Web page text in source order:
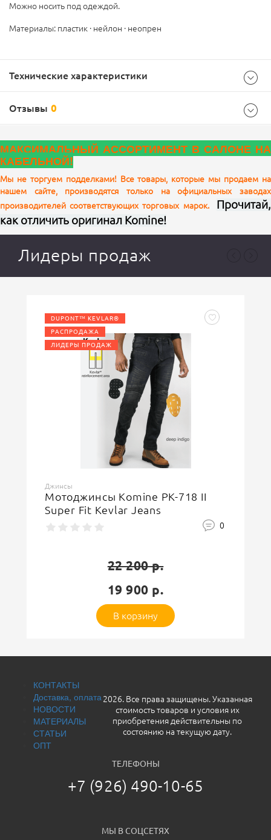
Можно носить под одеждой.
Материалы: пластик · нейлон · неопрен
Технические характеристики
Состав пластик · нейлон · неопрен
Цвет
Сезон Мульти
Отзывы 0
Ваш отзыв
отлично
Защитный код
МАКСИМАЛЬНЫЙ АССОРТИМЕНТ В САЛОНЕ НА
КАБЕЛЬНОЙ!
Мы не торгуем подделками! Все товары, которые мы продаем на
нашем сайте, производятся только на официальных заводах
производителей соответствующих торговых марок. Прочитай,
как отличить оригинал Komine!
Лидеры продаж
DUPONT™ KEVLAR®
РАСПРОДАЖА
ЛИДЕРЫ ПРОДАЖ
Джинсы
Мотоджинсы Komine PK-718 II
Super Fit Kevlar Jeans
0
22 200 р.
19 900 р.
В корзину
КОНТАКТЫ
Доставка, оплата
НОВОСТИ
МАТЕРИАЛЫ
СТАТЬИ
ОПТ
ТЕЛЕФОНЫ
+7 (926) 490-10-65
МЫ В СОЦСЕТЯХ
2026. Все права защищены. Указанная
стоимость товаров и условия их
приобретения действительны по
состоянию на текущую дату.